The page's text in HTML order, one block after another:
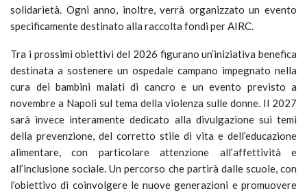
solidarietà. Ogni anno, inoltre, verrà organizzato un evento
specificamente destinato alla raccolta fondi per AIRC.
Tra i prossimi obiettivi del 2026 figurano un’iniziativa benefica
destinata a sostenere un ospedale campano impegnato nella
cura dei bambini malati di cancro e un evento previsto a
novembre a Napoli sul tema della violenza sulle donne. Il 2027
sarà invece interamente dedicato alla divulgazione sui temi
della prevenzione, del corretto stile di vita e dell’educazione
alimentare, con particolare attenzione all’affettività e
all’inclusione sociale. Un percorso che partirà dalle scuole, con
l’obiettivo di coinvolgere le nuove generazioni e promuovere